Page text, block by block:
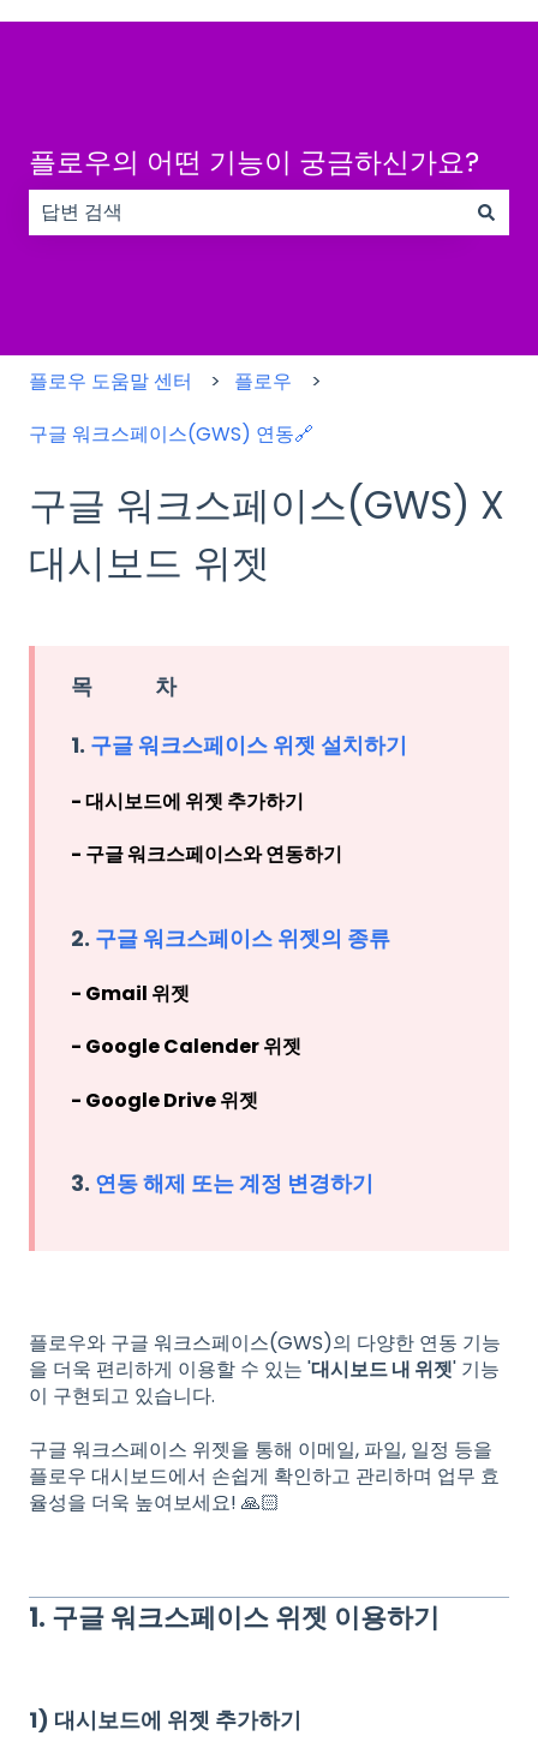
플로우의 어떤 기능이 궁금하신가요?
플로우 도움말 센터
플로우
구글 워크스페이스(GWS) 연동🔗
구글 워크스페이스(GWS) X
대시보드 위젯
목 차
1. 구글 워크스페이스 위젯 설치하기
- 대시보드에 위젯 추가하기
- 구글 워크스페이스와 연동하기
2. 구글 워크스페이스 위젯의 종류
- Gmail 위젯
- Google Calender 위젯
- Google Drive 위젯
3. 연동 해제 또는 계정 변경하기
플로우와 구글 워크스페이스(GWS)의 다양한 연동 기능
을 더욱 편리하게 이용할 수 있는 '대시보드 내 위젯' 기능
이 구현되고 있습니다.
구글 워크스페이스 위젯을 통해 이메일, 파일, 일정 등을
플로우 대시보드에서 손쉽게 확인하고 관리하며 업무 효
율성을 더욱 높여보세요! 🙏🏻
1. 구글 워크스페이스 위젯 이용하기
1) 대시보드에 위젯 추가하기